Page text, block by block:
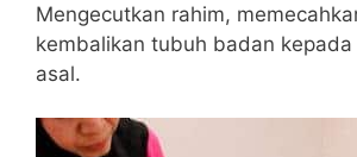
Mengecutkan rahim,
kembalikan tubuh badan kepada
asal.